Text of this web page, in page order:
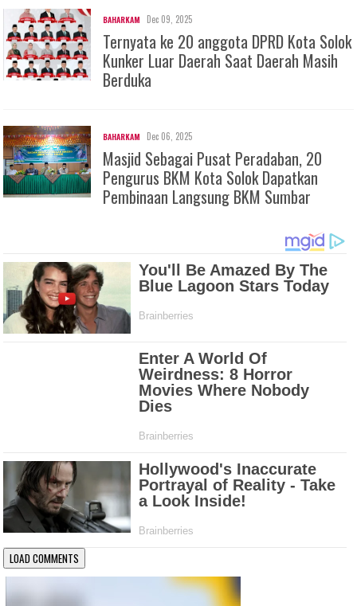
BAHARKAM Dec 09, 2025
Ternyata ke 20 anggota DPRD Kota Solok
Kunker Luar Daerah Saat Daerah Masih
Berduka
BAHARKAM Dec 06, 2025
Masjid Sebagai Pusat Peradaban, 20
Pengurus BKM Kota Solok Dapatkan
Pembinaan Langsung BKM Sumbar
LOAD COMMENTS